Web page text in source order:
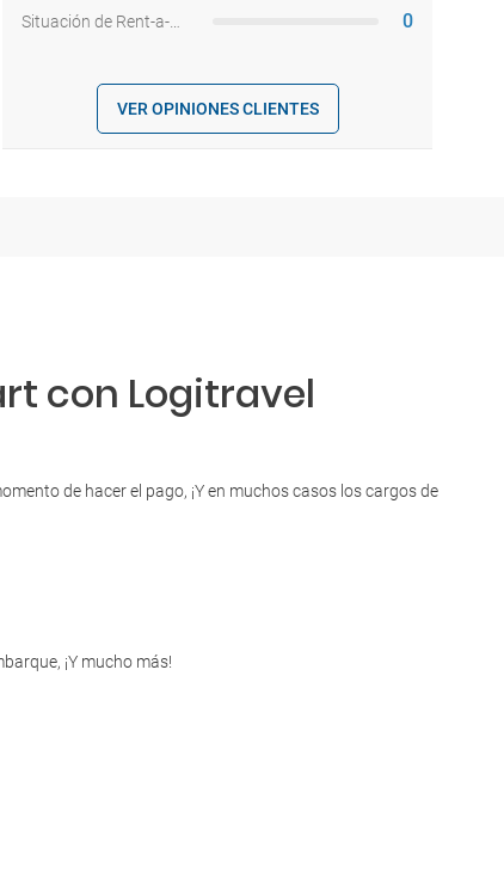
0
VER OPINIONES CLIENTES
con Logitravel
de hacer el pago, ¡Y en muchos casos los cargos de
¡Y mucho más!